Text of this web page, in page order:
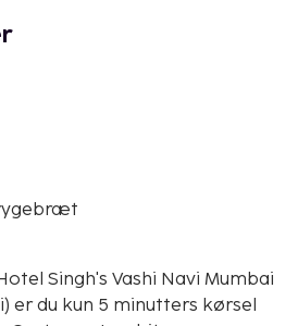
Singh's Vashi Navi Mumbai
er du kun 5 minutters kørsel